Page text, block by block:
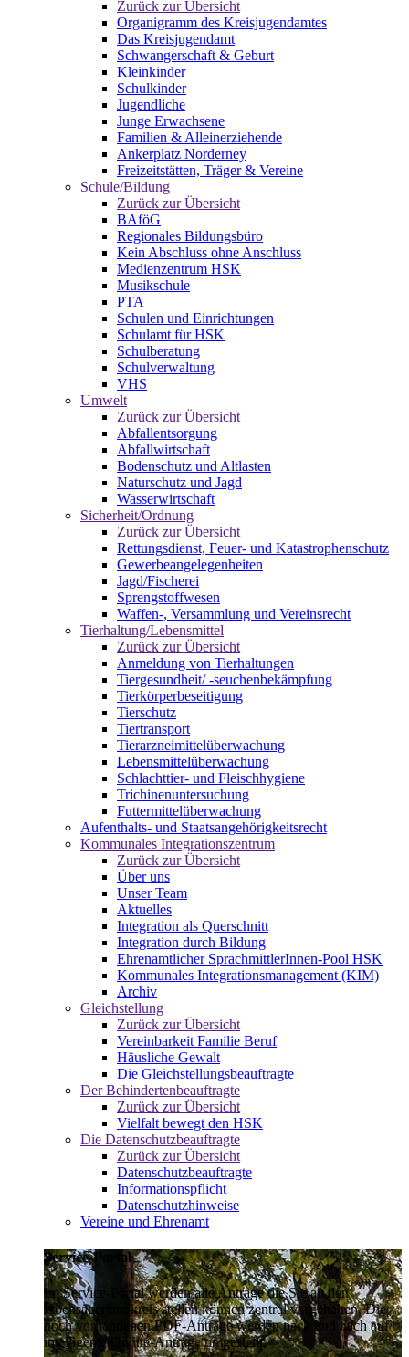
Zurück zur Übersicht
Organigramm des Kreisjugendamtes
Das Kreisjugendamt
Schwangerschaft & Geburt
Kleinkinder
Schulkinder
Jugendliche
Junge Erwachsene
Familien & Alleinerziehende
Ankerplatz Norderney
Freizeitstätten, Träger & Vereine
Schule/Bildung
Zurück zur Übersicht
BAföG
Regionales Bildungsbüro
Kein Abschluss ohne Anschluss
Medienzentrum HSK
Musikschule
PTA
Schulen und Einrichtungen
Schulamt für HSK
Schulberatung
Schulverwaltung
VHS
Umwelt
Zurück zur Übersicht
Abfallentsorgung
Abfallwirtschaft
Bodenschutz und Altlasten
Naturschutz und Jagd
Wasserwirtschaft
Sicherheit/Ordnung
Zurück zur Übersicht
Rettungsdienst, Feuer- und Katastrophenschutz
Gewerbeangelegenheiten
Jagd/Fischerei
Sprengstoffwesen
Waffen-, Versammlung und Vereinsrecht
Tierhaltung/Lebensmittel
Zurück zur Übersicht
Anmeldung von Tierhaltungen
Tiergesundheit/ -seuchenbekämpfung
Tierkörperbeseitigung
Tierschutz
Tiertransport
Tierarzneimittelüberwachung
Lebensmittelüberwachung
Schlachttier- und Fleischhygiene
Trichinenuntersuchung
Futtermittelüberwachung
Aufenthalts- und Staatsangehörigkeitsrecht
Kommunales Integrationszentrum
Zurück zur Übersicht
Über uns
Unser Team
Aktuelles
Integration als Querschnitt
Integration durch Bildung
Ehrenamtlicher SprachmittlerInnen-Pool HSK
Kommunales Integrationsmanagement (KIM)
Archiv
Gleichstellung
Zurück zur Übersicht
Vereinbarkeit Familie Beruf
Häusliche Gewalt
Die Gleichstellungsbeauftragte
Der Behindertenbeauftragte
Zurück zur Übersicht
Vielfalt bewegt den HSK
Die Datenschutzbeauftragte
Zurück zur Übersicht
Datenschutzbeauftragte
Informationspflicht
Datenschutzhinweise
Vereine und Ehrenamt
Service-Portal
Im Service-Portal werden alle Anträge die Sie an den
Hochsauerlandkreis stellen können zentral vorgehalten. Die
noch vorhandenen PDF-Anträge werden nach und nach auf
intelligente Online-Anträge umgestellt.